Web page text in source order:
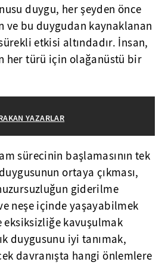
duygu, her şeyden önce
ve bu duygudan kaynaklanan
etkisi altındadır. İnsan,
her türü için olağanüstü bir
YAZARLAR
sürecinin başlamasının tek
ortaya çıkması,
giderilme
neşe içinde yaşayabilmek
kavuşulmak
duygusunu iyi tanımak,
davranışta hangi önlemlere